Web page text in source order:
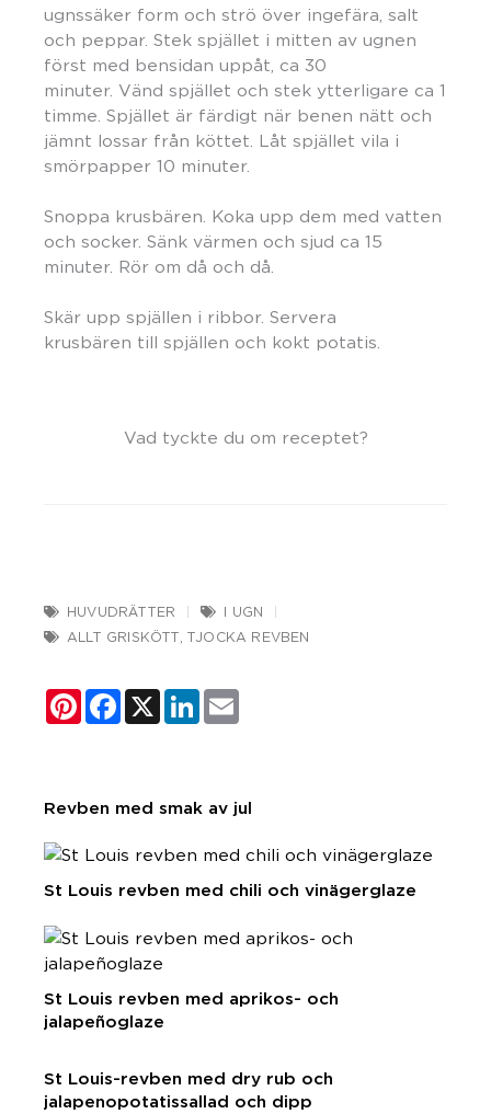
ugnssäker form och strö över ingefära, salt
och peppar. Stek spjället i mitten av ugnen
först med bensidan uppåt, ca 30
minuter. Vänd spjället och stek ytterligare ca 1
timme. Spjället är färdigt när benen nätt och
jämnt lossar från köttet. Låt spjället vila i
smörpapper 10 minuter.
Snoppa krusbären. Koka upp dem med vatten
och socker. Sänk värmen och sjud ca 15
minuter. Rör om då och då.
Skär upp spjällen i ribbor. Servera
krusbären till spjällen och kokt potatis.
Vad tyckte du om receptet?
HUVUDRÄTTER
I UGN
ALLT GRISKÖTT ,TJOCKA REVBEN
PinterestFacebook
X LinkedIn
Revben med smak av jul
St Louis revben med chili och vinägerglaze
St Louis revben med aprikos- och
jalapeñoglaze
St Louis-revben med dry rub och
jalapenopotatissallad och dipp